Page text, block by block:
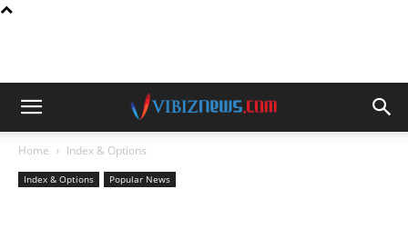
Home Index & Options
Index & Options Popular News